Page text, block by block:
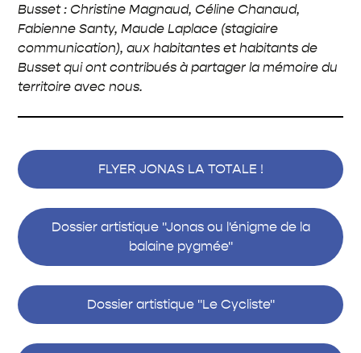
Busset : Christine Magnaud, Céline Chanaud,
Fabienne Santy, Maude Laplace (stagiaire
communication), aux habitantes et habitants de
Busset qui ont contribués à partager la mémoire du
territoire avec nous.
FLYER JONAS LA TOTALE !
Dossier artistique "Jonas ou l'énigme de la
balaine pygmée"
Dossier artistique "Le Cycliste"